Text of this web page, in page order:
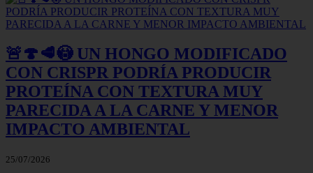
🚨🍄🥩😳 UN HONGO MODIFICADO
CON CRISPR PODRÍA PRODUCIR
PROTEÍNA CON TEXTURA MUY
PARECIDA A LA CARNE Y MENOR
IMPACTO AMBIENTAL
25/07/2026